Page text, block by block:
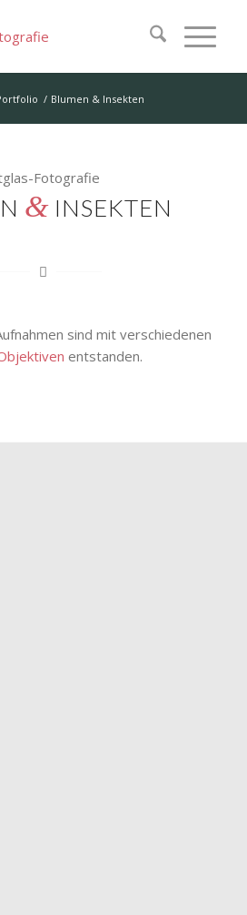
/ Blumen & Insekten
Fotografie
&INSEKTEN
sind mit verschiedenen
entstanden.